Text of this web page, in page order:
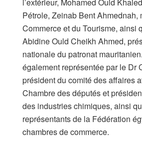
Pétrole, Zeinab Bent Ahmednah,
Commerce et du Tourisme, ainsi
Abidine Ould Cheikh Ahmed,
nationale du patronat
également représentée par le Dr
président du comité des affaires
Chambre des députés et
des industries chimiques, ainsi
représentants de la Fédération
chambres de commerce.